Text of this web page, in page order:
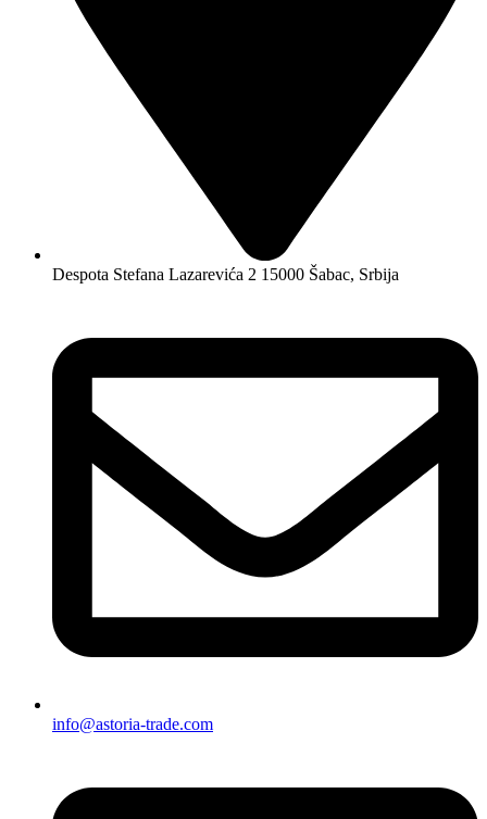
Despota Stefana Lazarevića 2 15000 Šabac, Srbija
info@astoria-trade.com